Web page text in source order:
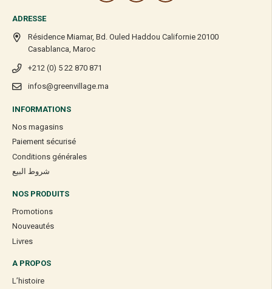
ADRESSE
Résidence Miamar, Bd. Ouled Haddou Californie 20100
Casablanca, Maroc
+212 (0) 5 22 870 871
infos@greenvillage.ma
INFORMATIONS
Nos magasins
Paiement sécurisé
Conditions générales
شروط البيع
NOS PRODUITS
Promotions
Nouveautés
Livres
A PROPOS
L’histoire